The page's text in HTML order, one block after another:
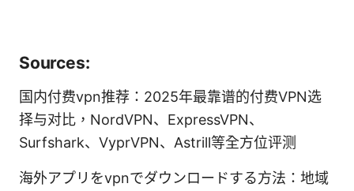
Sources:
国内付费vpn推荐：2025年最靠谱的付费VPN选
择与对比，NordVPN、ExpressVPN、
Surfshark、VyprVPN、Astrill等全方位评测
海外アプリをvpnでダウンロードする方法：地域